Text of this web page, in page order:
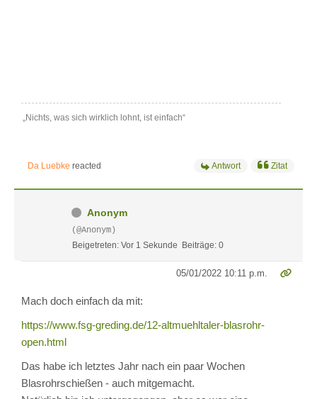
„Nichts, was sich wirklich lohnt, ist einfach“
Da Luebke reacted Antwort Zitat
Anonym
(@Anonym)
Beigetreten: Vor 1 Sekunde
Beiträge: 0
05/01/2022 10:11 p.m.
Mach doch einfach da mit:
https://www.fsg-greding.de/12-altmuehltaler-blasrohr-
open.html
Das habe ich letztes Jahr nach ein paar Wochen
Blasrohrschießen - auch mitgemacht.